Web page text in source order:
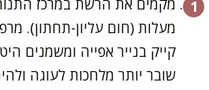
מעלות (חום עליון-תחתון).
קייק בנייר אפייה ומשמנים
שובר יותר מלחכות לעוגה